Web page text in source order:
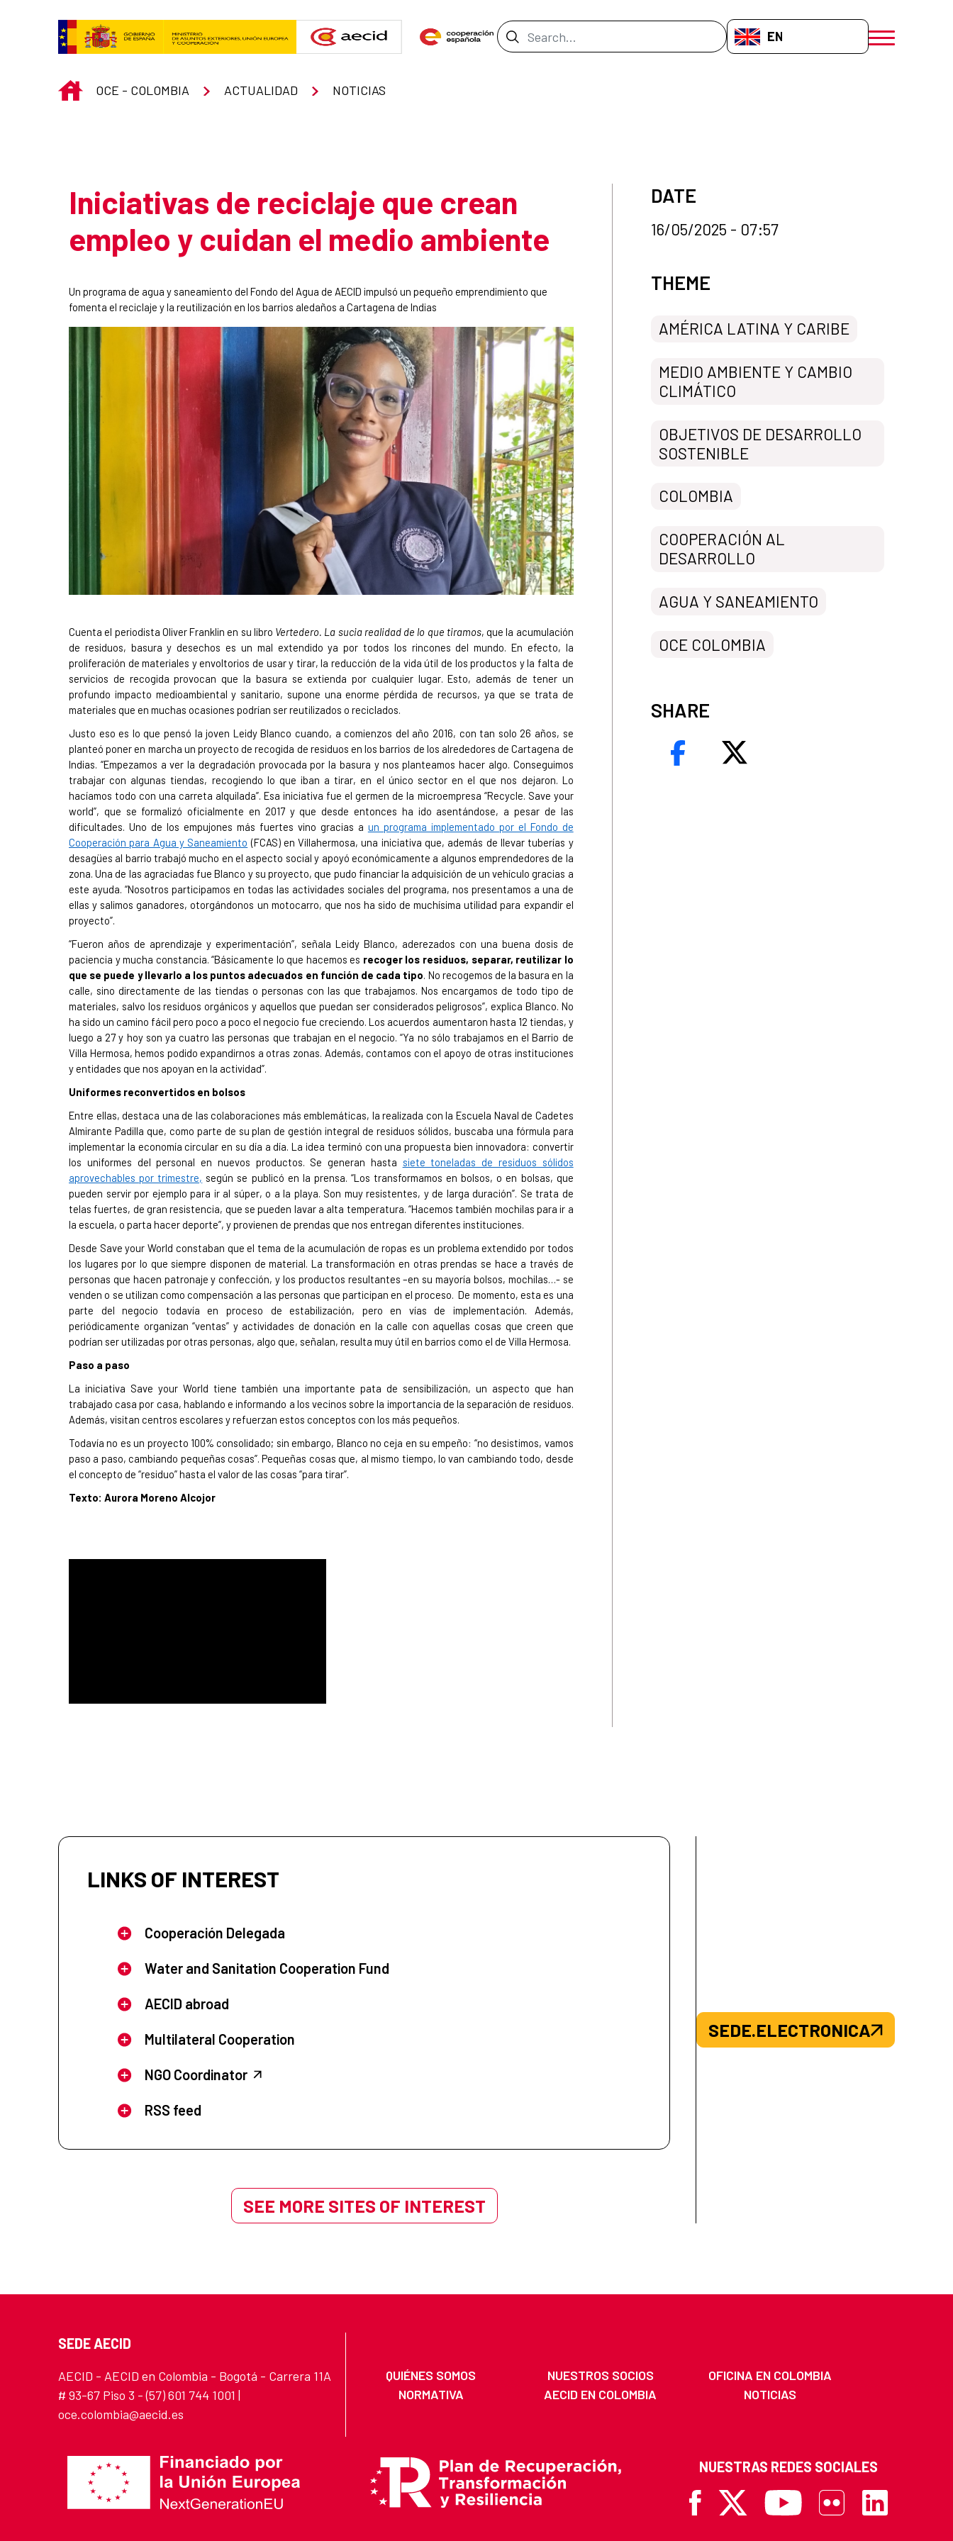
Search Bar EN-GB
menú móvil
INICIO
OCE - COLOMBIA ACTUALIDAD NOTICIAS
Iniciativas de reciclaje que crean
empleo y cuidan el medio ambiente
Un programa de agua y saneamiento del Fondo del Agua de AECID impulsó un pequeño emprendimiento que
fomenta el reciclaje y la reutilización en los barrios aledaños a Cartagena de Indias
News content
Cuenta el periodista Oliver Franklin en su libro Vertedero. La sucia realidad de lo que tiramos, que la acumulación
de residuos, basura y desechos es un mal extendido ya por todos los rincones del mundo. En efecto, la
proliferación de materiales y envoltorios de usar y tirar, la reducción de la vida útil de los productos y la falta de
servicios de recogida provocan que la basura se extienda por cualquier lugar. Esto, además de tener un
profundo impacto medioambiental y sanitario, supone una enorme pérdida de recursos, ya que se trata de
materiales que en muchas ocasiones podrían ser reutilizados o reciclados.
Justo eso es lo que pensó la joven Leidy Blanco cuando, a comienzos del año 2016, con tan solo 26 años, se
planteó poner en marcha un proyecto de recogida de residuos en los barrios de los alrededores de Cartagena de
Indias. “Empezamos a ver la degradación provocada por la basura y nos planteamos hacer algo. Conseguimos
trabajar con algunas tiendas, recogiendo lo que iban a tirar, en el único sector en el que nos dejaron. Lo
hacíamos todo con una carreta alquilada”. Esa iniciativa fue el germen de la microempresa “Recycle. Save your
world”, que se formalizó oficialmente en 2017 y que desde entonces ha ido asentándose, a pesar de las
dificultades. Uno de los empujones más fuertes vino gracias a un programa implementado por el Fondo de
Cooperación para Agua y Saneamiento (FCAS) en Villahermosa, una iniciativa que, además de llevar tuberías y
desagües al barrio trabajó mucho en el aspecto social y apoyó económicamente a algunos emprendedores de la
zona. Una de las agraciadas fue Blanco y su proyecto, que pudo financiar la adquisición de un vehículo gracias a
este ayuda. “Nosotros participamos en todas las actividades sociales del programa, nos presentamos a una de
ellas y salimos ganadores, otorgándonos un motocarro, que nos ha sido de muchísima utilidad para expandir el
proyecto”.
“Fueron años de aprendizaje y experimentación”, señala Leidy Blanco, aderezados con una buena dosis de
paciencia y mucha constancia. “Básicamente lo que hacemos es recogerlos residuos, separar, reutilizar lo
que se puede y llevarlo a los puntos adecuados en función de cada tipo. No recogemos de la basura en la
calle, sino directamente de las tiendas o personas con las que trabajamos. Nos encargamos de todo tipo de
materiales, salvo los residuos orgánicos y aquellos que puedan ser considerados peligrosos”, explica Blanco. No
ha sido un camino fácil pero poco a poco el negocio fue creciendo. Los acuerdos aumentaron hasta 12 tiendas, y
luego a 27 y hoy son ya cuatro las personas que trabajan en el negocio. “Ya no sólo trabajamos en el Barrio de
Villa Hermosa, hemos podido expandirnos a otras zonas. Además, contamos con el apoyo de otras instituciones
y entidades que nos apoyan en la actividad”.
Uniformes reconvertidos en bolsos
Entre ellas, destaca una de las colaboraciones más emblemáticas, la realizada con la Escuela Naval de Cadetes
Almirante Padilla que, como parte de su plan de gestión integral de residuos sólidos, buscaba una fórmula para
implementar la economía circular en su día a día. La idea terminó con una propuesta bien innovadora: convertir
los uniformes del personal en nuevos productos. Se generan hasta siete toneladas de residuos sólidos
aprovechables por trimestre, según se publicó en la prensa. “Los transformamos en bolsos, o en bolsas, que
pueden servir por ejemplo para ir al súper, o a la playa. Son muy resistentes, y de larga duración”. Se trata de
telas fuertes, de gran resistencia, que se pueden lavar a alta temperatura. “Hacemos también mochilas para ir a
la escuela, o parta hacer deporte”, y provienen de prendas que nos entregan diferentes instituciones.
Desde Save your World constaban que el tema de la acumulación de ropas es un problema extendido por todos
los lugares por lo que siempre disponen de material. La transformación en otras prendas se hace a través de
personas que hacen patronaje y confección, y los productos resultantes –en su mayoría bolsos, mochilas…- se
venden o se utilizan como compensación a las personas que participan en el proceso. De momento, esta es una
parte del negocio todavía en proceso de estabilización, pero en vías de implementación. Además,
periódicamente organizan “ventas” y actividades de donación en la calle con aquellas cosas que creen que
podrían ser utilizadas por otras personas, algo que, señalan, resulta muy útil en barrios como el de Villa Hermosa.
Paso a paso
La iniciativa Save your World tiene también una importante pata de sensibilización, un aspecto que han
trabajado casa por casa, hablando e informando a los vecinos sobre la importancia de la separación de residuos.
Además, visitan centros escolares y refuerzan estos conceptos con los más pequeños.
Todavía no es un proyecto 100% consolidado; sin embargo, Blanco no ceja en su empeño: “no desistimos, vamos
paso a paso, cambiando pequeñas cosas”. Pequeñas cosas que, al mismo tiempo, lo van cambiando todo, desde
el concepto de “residuo” hasta el valor de las cosas “para tirar”.
Texto: Aurora Moreno Alcojor
DATE
16/05/2025 - 07:57
News categories
THEME
AMÉRICA LATINA Y CARIBE
MEDIO AMBIENTE Y CAMBIO
CLIMÁTICO
OBJETIVOS DE DESARROLLO
SOSTENIBLE
COLOMBIA
COOPERACIÓN AL
DESARROLLO
AGUA Y SANEAMIENTO
OCE COLOMBIA
SHARE
LINKS OF INTEREST
Cooperación Delegada
Water and Sanitation Cooperation Fund
AECID abroad
Multilateral Cooperation
NGO Coordinator
RSS feed
SEE MORE SITES OF INTEREST
SEDE.ELECTRONICA
SEDE AECID
AECID - AECID en Colombia - Bogotá - Carrera 11A
# 93-67 Piso 3 - (57) 601 744 1001 |
oce.colombia@aecid.es
QUIÉNES SOMOS NUESTROS SOCIOS
OFICINA EN COLOMBIA
NORMATIVA
AECID EN COLOMBIA NOTICIAS
NUESTRAS REDES SOCIALES
Facebook
X Youtube Flickr Linkedin